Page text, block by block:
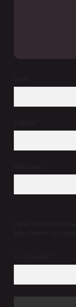
Daha sonraki
10 - 4 kaçtır?